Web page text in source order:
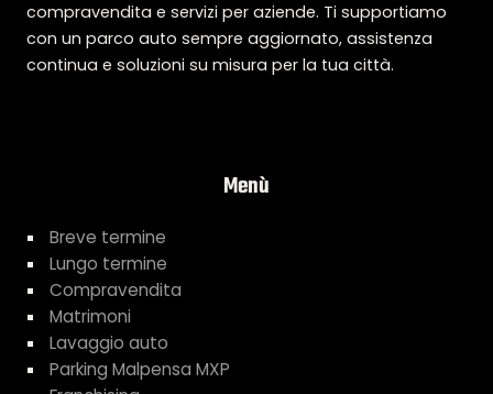
compravendita e servizi per aziende. Ti supportiamo
con un parco auto sempre aggiornato, assistenza
continua e soluzioni su misura per la tua città.
Menù
Breve termine
Lungo termine
Compravendita
Matrimoni
Lavaggio auto
Parking Malpensa MXP